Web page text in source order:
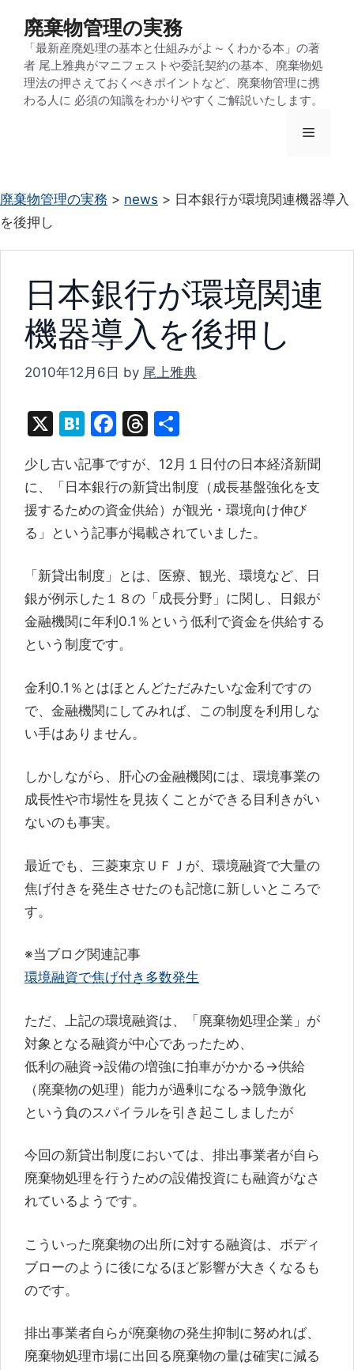
ッ
プ
廃棄物管理の実務
「最新産廃処理の基本と仕組みがよ～くわかる本」の著
者 尾上雅典がマニフェストや委託契約の基本、廃棄物処
理法の押さえておくべきポイントなど、廃棄物管理に携
わる人に 必須の知識をわかりやすくご解説いたします。
メ
廃棄物管理の実務 > news > 日本銀行が環境関連機器導入
を後押し
日本銀行が環境関連
機器導入を後押し
2010年12月6日 by 尾上雅典
X
H
e
n
a
F
c
e
b
o
o
k
T
e
a
d
s
少し古い記事ですが、12月１日付の日本経済新聞
に、「日本銀行の新貸出制度（成長基盤強化を支
援するための資金供給）が観光・環境向け伸び
る」という記事が掲載されていました。
「新貸出制度」とは、医療、観光、環境など、日
銀が例示した１８の「成長分野」に関し、日銀が
金融機関に年利0.1％という低利で資金を供給する
という制度です。
金利0.1％とはほとんどただみたいな金利ですの
で、金融機関にしてみれば、この制度を利用しな
い手はありません。
しかしながら、肝心の金融機関には、環境事業の
成長性や市場性を見抜くことができる目利きがい
ないのも事実。
最近でも、三菱東京ＵＦＪが、環境融資で大量の
焦げ付きを発生させたのも記憶に新しいところで
す。
※当ブログ関連記事
環境融資で焦げ付き多数発生
ただ、上記の環境融資は、「廃棄物処理企業」が
対象となる融資が中心であったため、
低利の融資→設備の増強に拍車がかかる→供給
（廃棄物の処理）能力が過剰になる→競争激化
という負のスパイラルを引き起こしましたが
今回の新貸出制度においては、排出事業者が自ら
廃棄物処理を行うための設備投資にも融資がなさ
れているようです。
こういった廃棄物の出所に対する融資は、ボディ
ブローのように後になるほど影響が大きくなるも
のです。
排出事業者自らが廃棄物の発生抑制に努めれば、
廃棄物処理市場に出回る廃棄物の量は確実に減る